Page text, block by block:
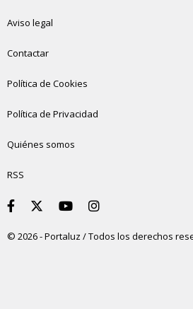
Aviso legal
Contactar
Política de Cookies
Política de Privacidad
Quiénes somos
RSS
© 2026 - Portaluz / Todos los derechos